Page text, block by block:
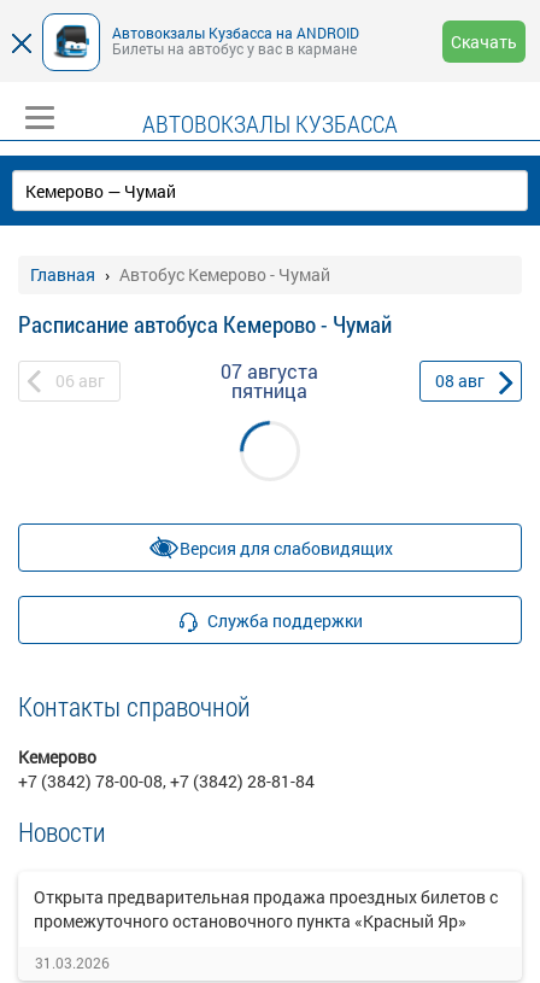
Автовокзалы Кузбасса на ANDROID
Билеты на автобус у вас в кармане
Скачать
АВТОВОКЗАЛЫ КУЗБАССА
Главная Автобус Кемерово - Чумай
Расписание автобуса Кемерово - Чумай
06 авг 07 августа
пятница 08 авг
Версия для слабовидящих
Служба поддержки
Контакты справочной
Кемерово
+7 (3842) 78-00-08, +7 (3842) 28-81-84
Новости
Открыта предварительная продажа проездных билетов с
промежуточного остановочного пункта «Красный Яр»
31.03.2026